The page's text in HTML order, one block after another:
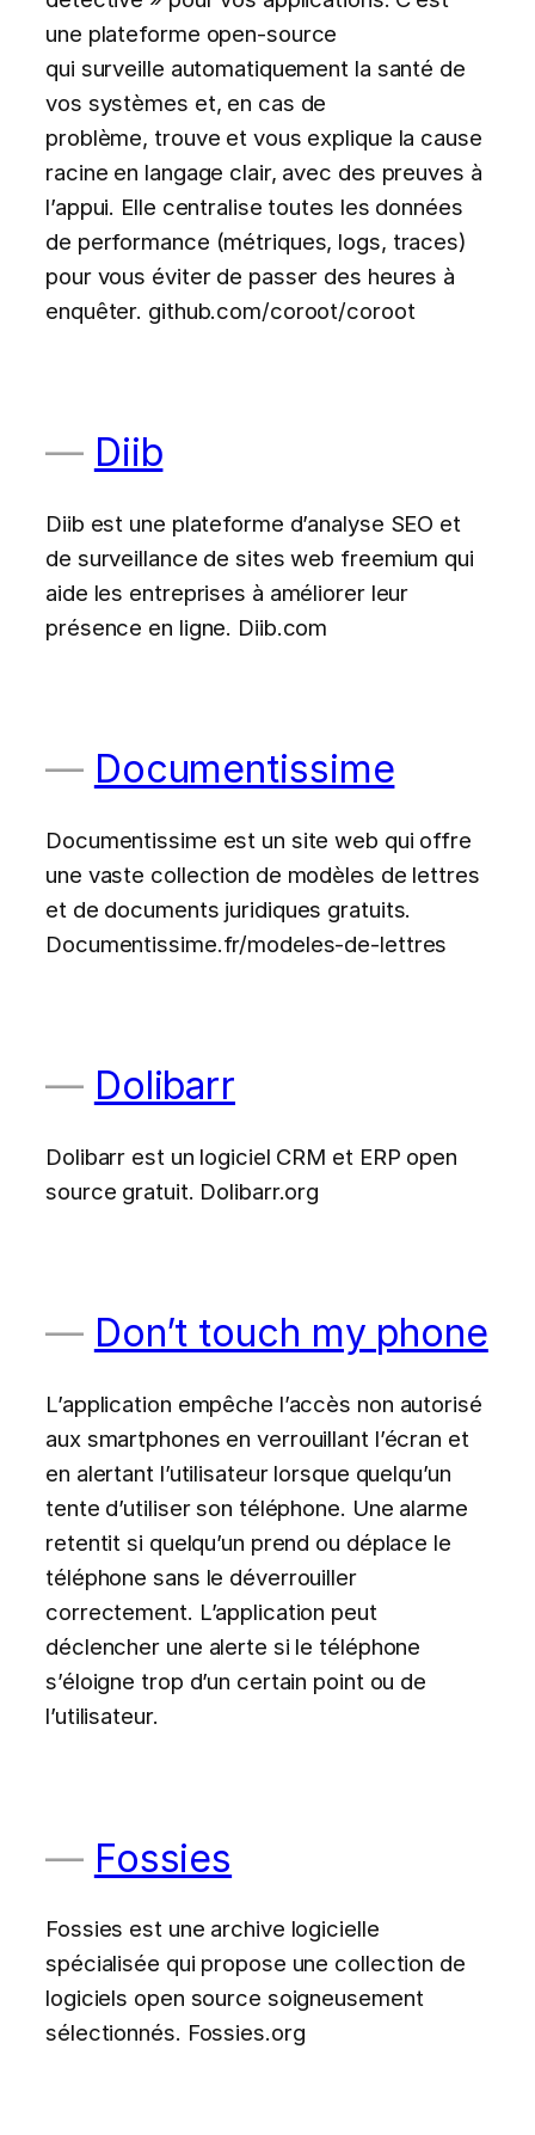
une plateforme open-source
qui surveille automatiquement la santé de
vos systèmes et, en cas de
problème, trouve et vous explique la cause
racine en langage clair, avec des preuves à
l’appui. Elle centralise toutes les données
de performance (métriques, logs, traces)
pour vous éviter de passer des heures à
enquêter. github.com/coroot/coroot
Diib
Diib est une plateforme d’analyse SEO et
de surveillance de sites web freemium qui
aide les entreprises à améliorer leur
présence en ligne. Diib.com
Documentissime
Documentissime est un site web qui offre
une vaste collection de modèles de lettres
et de documents juridiques gratuits.
Documentissime.fr/modeles-de-lettres
Dolibarr
Dolibarr est un logiciel CRM et ERP open
source gratuit. Dolibarr.org
Don’t touch my phone
L’application empêche l’accès non autorisé
aux smartphones en verrouillant l’écran et
en alertant l’utilisateur lorsque quelqu’un
tente d’utiliser son téléphone. Une alarme
retentit si quelqu’un prend ou déplace le
téléphone sans le déverrouiller
correctement. L’application peut
déclencher une alerte si le téléphone
s’éloigne trop d’un certain point ou de
l’utilisateur.
Fossies
Fossies est une archive logicielle
spécialisée qui propose une collection de
logiciels open source soigneusement
sélectionnés. Fossies.org